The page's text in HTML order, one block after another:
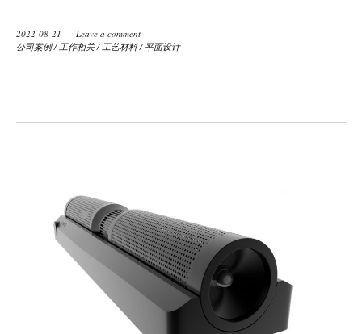
2022-08-21
Leave a comment
公司案例/ 工作相关/ 工艺材料/ 平面设计